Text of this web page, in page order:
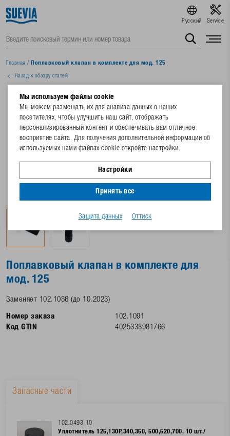
Русский Service
Главная / Поплавковый клапан в комплекте для мод. 125
Назад к обзору статей
Поплавковый клапан в комплекте для
мод. 125
Заменяет 102.1086 (до 10.2023)
Номер заказа
102.1091
Код GTIN
4025338981766
Запасные части
102.0493-10
Уплотнитель 125,130P,340,350, 500,520,700, 10 шт./
Мы используем файлы cookie
Мы можем размещать их для анализа данных о наших
посетителях, чтобы улучшить наш сайт, отображать
персонализированный контент и обеспечивать вам отличное
восприятие сайта. Для получения дополнительной информации об
используемых нами файлах cookie откройте настройки.
Настройки
Принять все
Защита данных Оттиск